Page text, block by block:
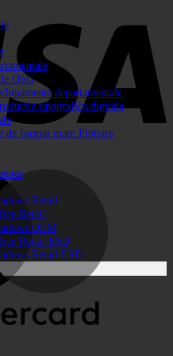
OSG
departamentale
tipografica digitala
de format mare Plottare
Retail
Retail
OEM
Retail ESD
Retail ESD